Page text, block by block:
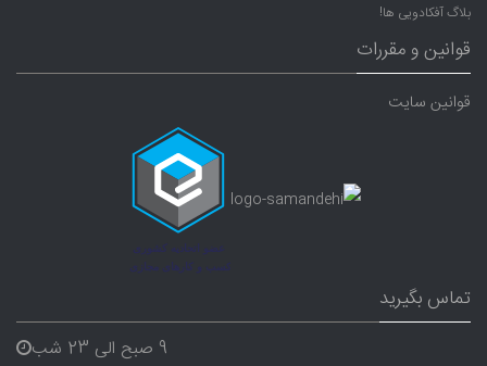
بلاگ آفکادویی ها!
قوانین و مقررات
قوانین سایت
تماس بگیرید
9 صبح الی 23 شب